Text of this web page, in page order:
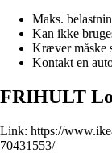
Maks.
Kan ikke
Kræver måske
Kontakt en
FRIHULT
Link: https://
70431553/